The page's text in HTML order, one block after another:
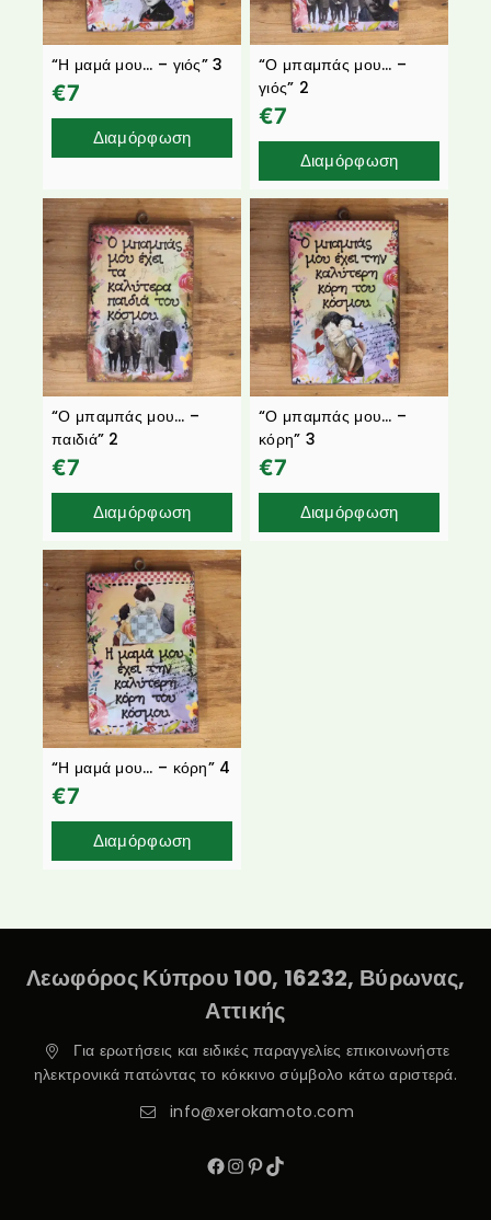
“Η μαμά μου… – γιός” 3
€7
Διαμόρφωση
“Ο μπαμπάς μου… –
γιός” 2
€7
Διαμόρφωση
“Ο μπαμπάς μου… –
παιδιά” 2
€7
Διαμόρφωση
“Ο μπαμπάς μου… –
κόρη” 3
€7
Διαμόρφωση
“Η μαμά μου… – κόρη” 4
€7
Διαμόρφωση
Λεωφόρος Κύπρου 100, 16232, Βύρωνας,
Αττικής
Για ερωτήσεις και ειδικές παραγγελίες επικοινωνήστε
ηλεκτρονικά πατώντας το κόκκινο σύμβολο κάτω αριστερά.
info@xerokamoto.com